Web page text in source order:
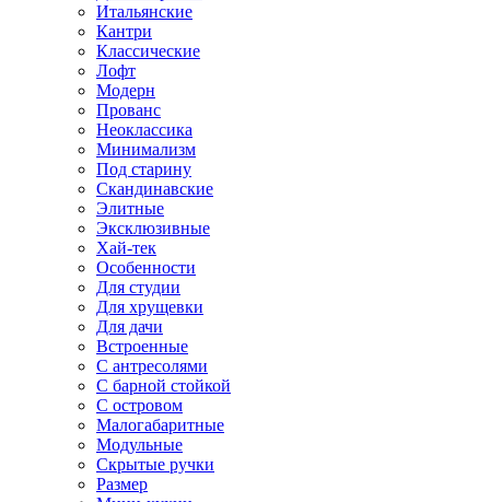
Итальянские
Кантри
Классические
Лофт
Модерн
Прованс
Неоклассика
Минимализм
Под старину
Скандинавские
Элитные
Эксклюзивные
Хай-тек
Особенности
Для студии
Для хрущевки
Для дачи
Встроенные
С антресолями
С барной стойкой
С островом
Малогабаритные
Модульные
Скрытые ручки
Размер